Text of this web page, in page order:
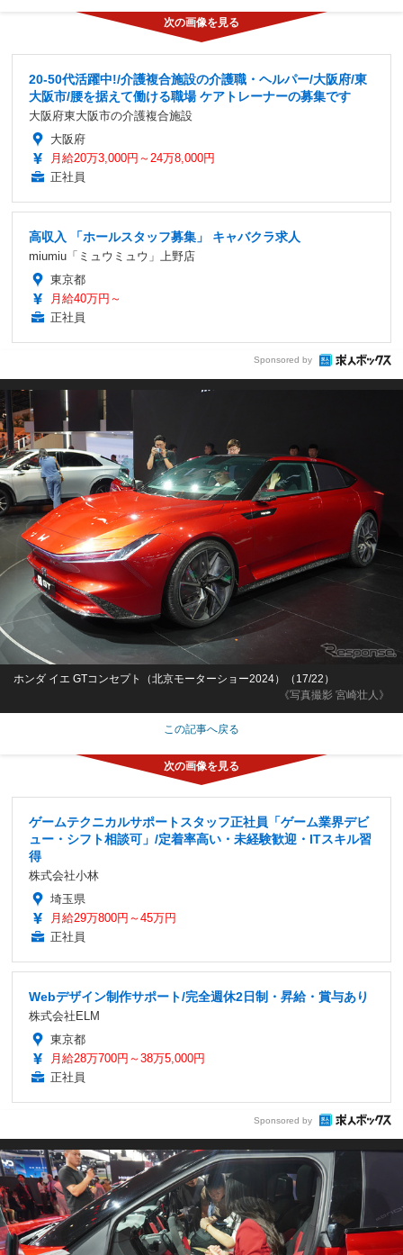
20-50代活躍中!/介護複合施設の介護職・ヘルパー/大阪府/東
大阪市/腰を据えて働ける職場 ケアトレーナーの募集です
大阪府東大阪市の介護複合施設
大阪府
月給20万3,000円～24万8,000円
正社員
高収入 「ホールスタッフ募集」 キャバクラ求人
miumiu「ミュウミュウ」上野店
東京都
月給40万円～
正社員
Sponsored by
《写真撮影 宮崎壮人》
ホンダ イエ GTコンセプト（北京モーターショー2024）（17/22）
この記事へ戻る
ゲームテクニカルサポートスタッフ正社員「ゲーム業界デビ
ュー・シフト相談可」/定着率高い・未経験歓迎・ITスキル習
得
株式会社小林
埼玉県
月給29万800円～45万円
正社員
Webデザイン制作サポート/完全週休2日制・昇給・賞与あり
株式会社ELM
東京都
月給28万700円～38万5,000円
正社員
Sponsored by